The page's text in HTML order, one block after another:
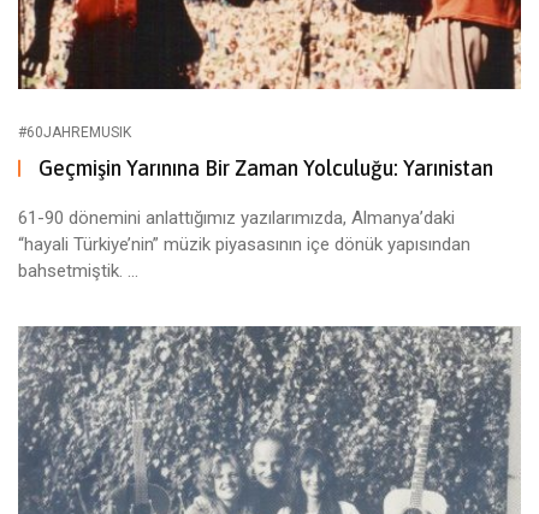
#60JAHREMUSIK
Geçmişin Yarınına Bir Zaman Yolculuğu: Yarınistan
61-90 dönemini anlattığımız yazılarımızda, Almanya’daki
“hayali Türkiye’nin” müzik piyasasının içe dönük yapısından
bahsetmiştik. ...